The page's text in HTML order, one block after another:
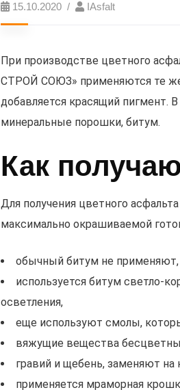
15.10.2020 IAsfalt
При производстве цветного
СТРОЙ СОЮЗ» применяются те же
добавляется красящий пигмент.
минеральные порошки, битум.
Как
Для получения цветного
максимально окрашиваемой
обычный битум не
используется битум светло-
осветления,
еще используют смолы,
вяжущие вещества
гравий и щебень, заменяют
применяется мраморная